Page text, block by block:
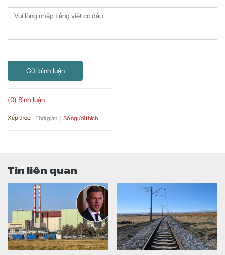
Gửi bình luận
(0) Bình luận
Xếp theo: Thời gian Số người thích
Tin liên quan